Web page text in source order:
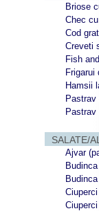
Briose
Chec
Cod
Creveti
Fish
Frigarui
Hamsii
Pastrav
SALATE/
Ajvar